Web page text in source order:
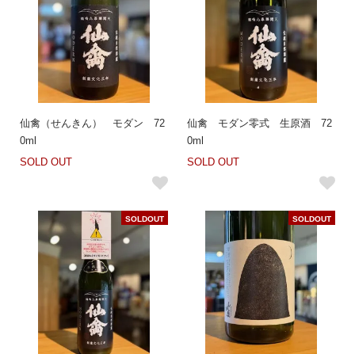
仙禽（せんきん） モダン 72
0ml
SOLD OUT
仙禽 モダン零式 生原酒 72
0ml
SOLD OUT
SOLDOUT SOLDOUT